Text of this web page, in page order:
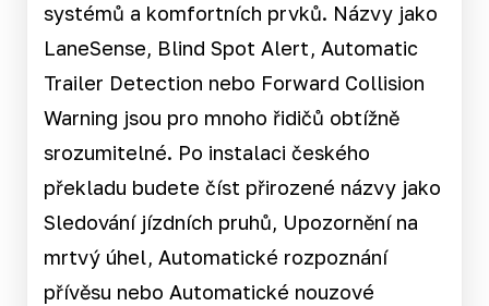
systémů a komfortních prvků. Názvy jako
LaneSense, Blind Spot Alert, Automatic
Trailer Detection nebo Forward Collision
Warning jsou pro mnoho řidičů obtížně
srozumitelné. Po instalaci českého
překladu budete číst přirozené názvy jako
Sledování jízdních pruhů, Upozornění na
mrtvý úhel, Automatické rozpoznání
přívěsu nebo Automatické nouzové